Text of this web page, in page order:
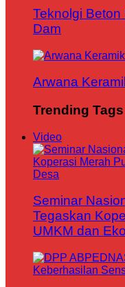
Teknolgi
Dam
Arwana
Trending Tags
Video
Seminar
Tegaskan
UMKM dan